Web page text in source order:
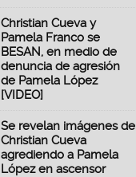
Christian Cueva y
Pamela Franco se
BESAN, en medio de
denuncia de agresión
de Pamela López
[VIDEO]
Se revelan imágenes de
Christian Cueva
agrediendo a Pamela
López en ascensor